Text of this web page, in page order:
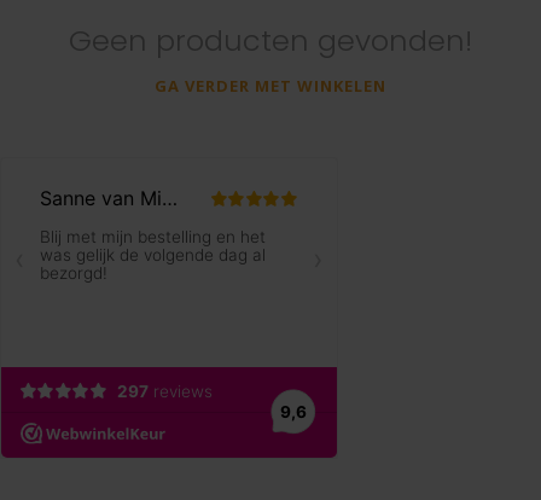
Geen producten gevonden!
GA VERDER MET WINKELEN